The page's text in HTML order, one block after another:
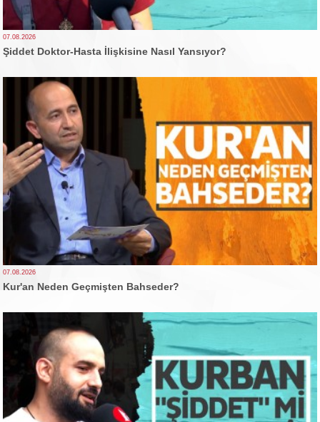
07.08.2026
Şiddet Doktor-Hasta İlişkisine Nasıl Yansıyor?
07.08.2026
Kur'an Neden Geçmişten Bahseder?